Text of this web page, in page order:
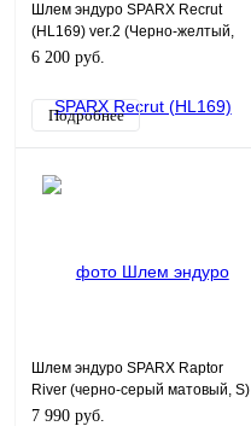
Шлем эндуро SPARX Recrut
(HL169) ver.2 (Черно-желтый,
YS)
6 200 руб.
Подробнее
Шлем эндуро SPARX Raptor
River (черно-серый матовый, S)
7 990 руб.